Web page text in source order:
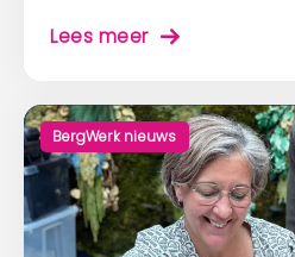
Lees meer
BergWerk nieuws